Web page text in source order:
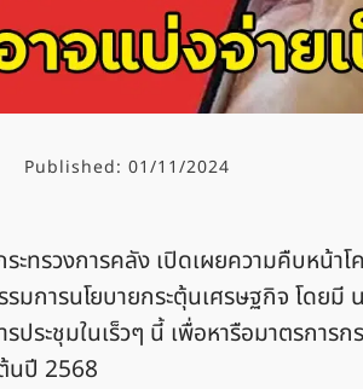
Published: 01/11/2024
ทรวงการคลัง เปิดเผยความคืบหน้า
มการนโยบายกระตุ้นเศรษฐกิจ โดย
ประชุมในเร็วๆ นี้ เพื่อหารือมาตรการ
นปี 2568